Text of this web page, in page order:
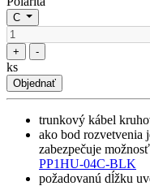
C
+ -
ks
Objednať
trunkový kábel
ako bod rozvetvenia
zabezpečuje
PP1HU-04C-BLK
požadovanú dĺžku